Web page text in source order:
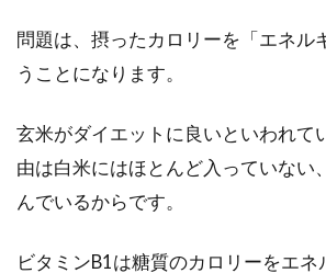
ダイエットには必要不
問題は、摂ったカロリーを「エネル
うことになります。
玄米がダイエットに良いといわれて
由は白米にはほとんど入っていない
んでいるからです。
ビタミンB1は糖質のカロリーをエネ